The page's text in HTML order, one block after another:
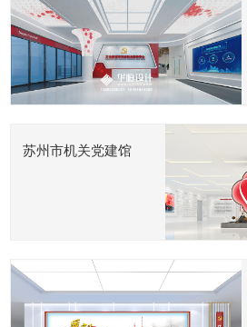
苏州市机关党建馆